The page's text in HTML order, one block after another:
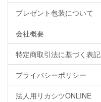
プレゼント包装について
会社概要
特定商取引法に基づく表記
プライバシーポリシー
法人用リカシツONLINE